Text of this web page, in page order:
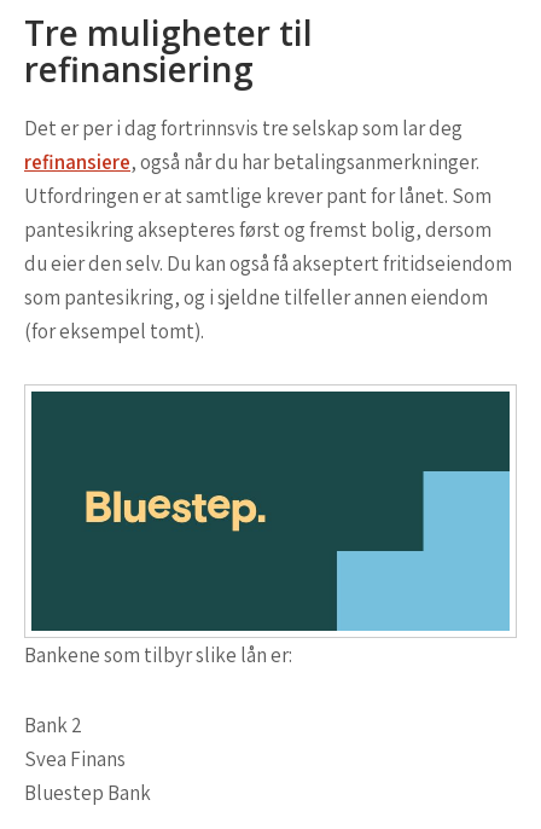
Tre muligheter til
refinansiering
Det er per i dag fortrinnsvis tre selskap som lar deg
refinansiere, også når du har betalingsanmerkninger.
Utfordringen er at samtlige krever pant for lånet. Som
pantesikring aksepteres først og fremst bolig, dersom
du eier den selv. Du kan også få akseptert fritidseiendom
som pantesikring, og i sjeldne tilfeller annen eiendom
(for eksempel tomt).
Bankene som tilbyr slike lån er:
Bank 2
Svea Finans
Bluestep Bank